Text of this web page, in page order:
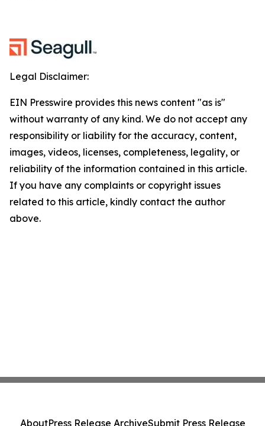
Legal Disclaimer:
EIN Presswire provides this news content "as is"
without warranty of any kind. We do not accept any
responsibility or liability for the accuracy, content,
images, videos, licenses, completeness, legality, or
reliability of the information contained in this article.
If you have any complaints or copyright issues
related to this article, kindly contact the author
above.
AboutPress Release ArchiveSubmit Press Release